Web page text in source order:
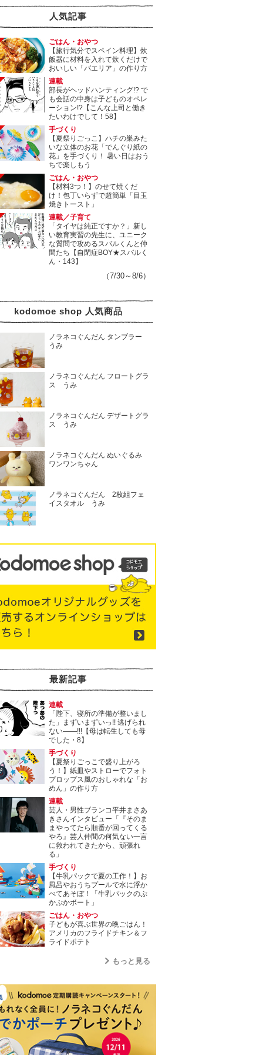
人気記事
ごはん・おやつ
【旅行気分でスペイン料理】炊
飯器に材料を入れて炊くだけで
おいしい「パエリア」の作り方
連載
部長がヘッドハンティング!? で
も会話の中身は子どものオペレ
ーション!?【こんな上司と働き
たいわけでして！58】
手づくり
【夏祭りごっこ】ハチの巣みた
いな立体のお花「でんぐり紙の
花」を手づくり！ 暑い日はおう
ちで楽しもう
ごはん・おやつ
【材料3つ！】のせて焼くだ
け！包丁いらずで超簡単「目玉
焼きトースト」
連載／子育て
「タイヤは純正ですか？」新し
い教育実習の先生に、ユニーク
な質問で攻めるスバルくんと仲
間たち【自閉症BOY★スバルく
ん・143】
（7/30～8/6）
kodomoe shop 人気商品
ノラネコぐんだん タンブラー
うみ
ノラネコぐんだん フロートグラ
ス うみ
ノラネコぐんだん デザートグラ
ス うみ
ノラネコぐんだん ぬいぐるみ
ワンワンちゃん
ノラネコぐんだん 2枚組フェ
イスタオル うみ
最新記事
連載
「陛下、寝所の準備が整いまし
た」まずいまずいっ!! 逃げられ
ない――!!!【母は転生しても母
でした・8】
手づくり
【夏祭りごっこで盛り上がろ
う！】紙皿やストローでフォト
プロップス風のおしゃれな「お
めん」の作り方
連載
芸人・男性ブランコ平井まさあ
きさんインタビュー「『そのま
まやってたら順番が回ってくる
やろ』芸人仲間の何気ない一言
に救われてきたから、頑張れ
る」
手づくり
【牛乳パックで夏の工作！】お
風呂やおうちプールで水に浮か
べてあそぼ！「牛乳パックのぷ
かぷかボート」
ごはん・おやつ
子どもが喜ぶ世界の晩ごはん！
アメリカのフライドチキン＆フ
ライドポテト
もっと見る